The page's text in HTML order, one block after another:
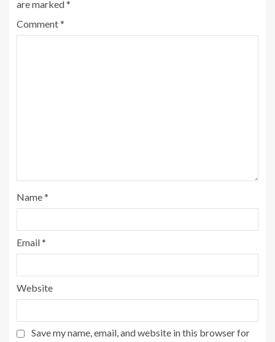
are marked*
Comment*
Name*
Email*
Website
Save my name, email, and website in this browser for